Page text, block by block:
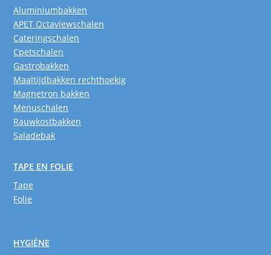
Aluminiumbakken
APET Octaviewschalen
Cateringschalen
Cpetschalen
Gastrobakken
Maaltijdbakken rechthoekig
Magnetron bakken
Menuschalen
Rauwkostbakken
Saladebak
TAPE EN FOLIE
Tape
Folie
HYGIËNE